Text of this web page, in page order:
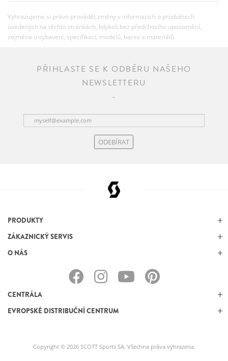
Vyhrazujeme si právo provádět změny v informacích o produktech
uvedených na těchto stránkách, kdykoli bez předchozího upozornění,
zejména u vybavení, specifikací, modelů, barev a materiálů.
PŘIHLASTE SE K ODBĚRU NAŠEHO
NEWSLETTERU
ODEBÍRAT
PRODUKTY
ZÁKAZNICKÝ SERVIS
O NÁS
CENTRÁLA
EVROPSKÉ DISTRIBUČNÍ CENTRUM
Copyright © 2026 SCOTT Sports SA. Všechna práva vyhrazena.